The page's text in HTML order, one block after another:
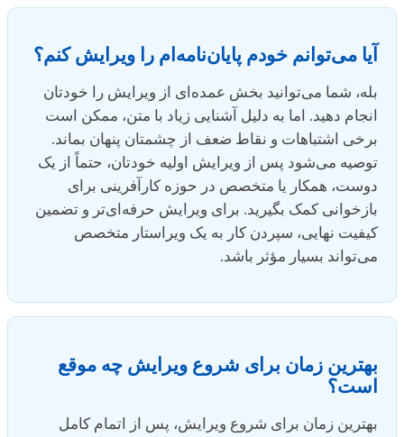
آیا می‌توانم خودم پایان‌نامه‌ام را ویرایش کنم؟
بله، شما می‌توانید بخش عمده‌ای از ویرایش را خودتان
انجام دهید. اما به دلیل آشنایی زیاد با متن، ممکن است
برخی اشتباهات و نقاط ضعف از چشمتان پنهان بماند.
توصیه می‌شود پس از ویرایش اولیه خودتان، حتماً از یک
دوست، همکار یا متخصص در حوزه کارآفرینی برای
بازخوانی کمک بگیرید. برای ویرایش حرفه‌ای‌تر و تضمین
کیفیت نهایی، سپردن کار به یک ویراستار متخصص
می‌تواند بسیار مؤثر باشد.
بهترین زمان برای شروع ویرایش چه موقع
است؟
بهترین زمان برای شروع ویرایش، پس از اتمام کامل